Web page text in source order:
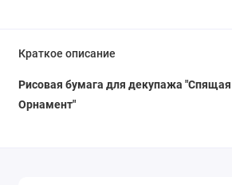
Краткое описание
Рисовая бумага для декупажа
Орнамент"